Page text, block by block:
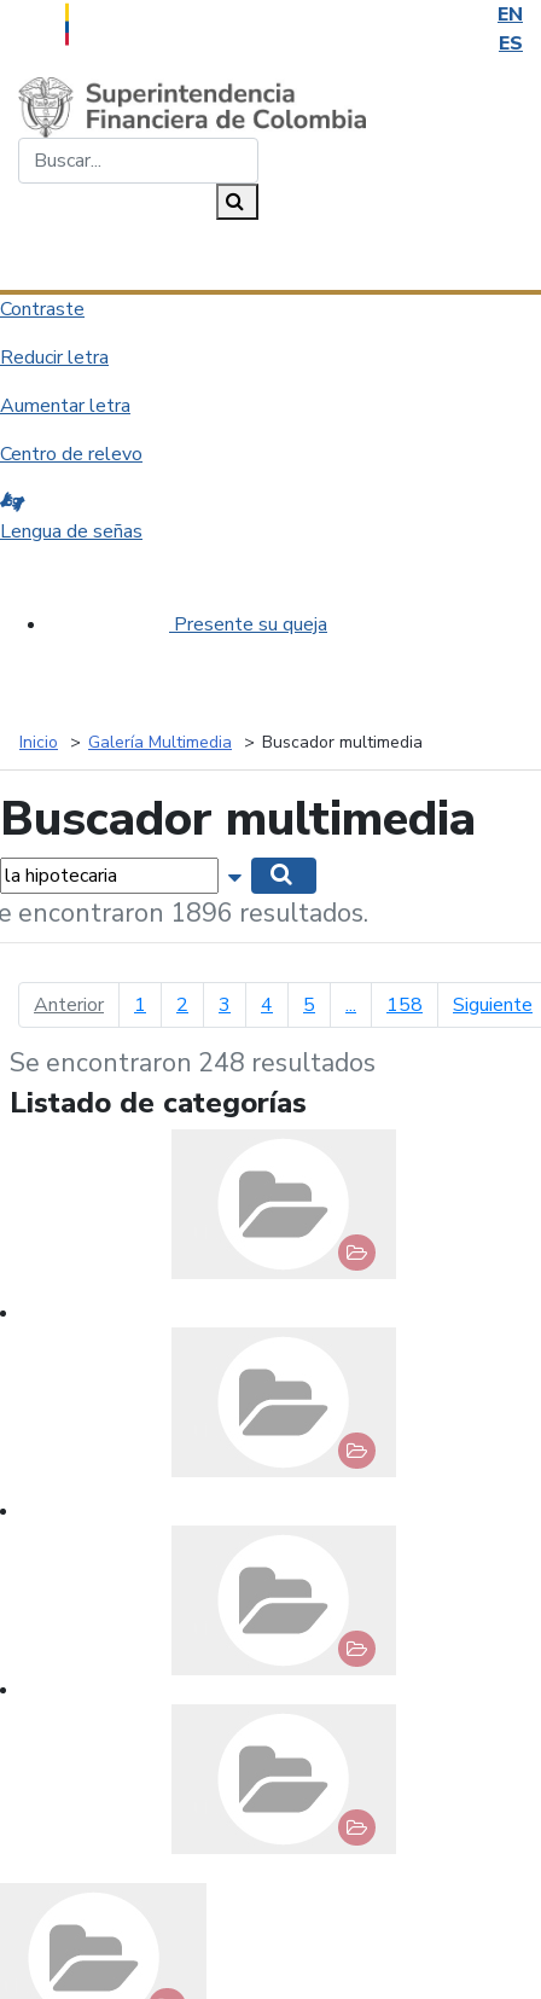
EN
ES
Saltar al contenido principal
Contraste
Reducir letra
Aumentar letra
Centro de relevo
Lengua de señas
Presente su queja
Inicio Galería Multimedia Buscador multimedia
Buscador multimedia
Mostrar opciones de búsqueda
encontraron 1896 resultados.
Anteriorpágina anterior
1 2 3 4 5 ... 158 Siguiente
Se encontraron 248 resultados
Listado de categorías